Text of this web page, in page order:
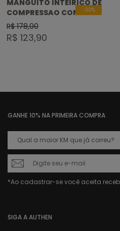
MANGUITO INTEIRICO DE
COMPRESSAO COM
ABERTURA PARA
RELOGIO E DEDEIRA
COVER
R$ 178,00
R$ 123,90
-30%
GANHE 10% NA PRIMEIRA COMPRA
SIGA A AUTHEN